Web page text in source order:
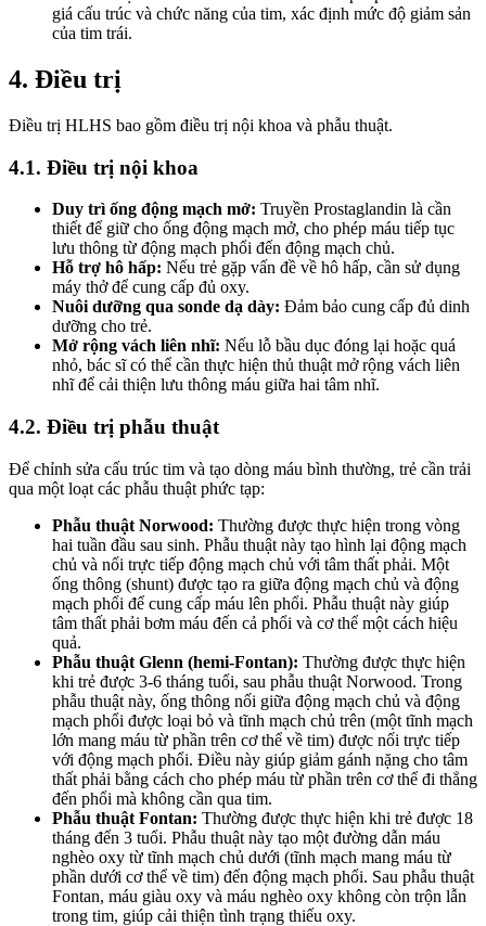
giá cấu trúc và chức năng của tim, xác định mức độ giảm sản
của tim trái.
4. Điều trị
Điều trị HLHS bao gồm điều trị nội khoa và phẫu thuật.
4.1. Điều trị nội khoa
Duy trì ống động mạch mở: Truyền Prostaglandin là cần
thiết để giữ cho ống động mạch mở, cho phép máu tiếp tục
lưu thông từ động mạch phổi đến động mạch chủ.
Hỗ trợ hô hấp: Nếu trẻ gặp vấn đề về hô hấp, cần sử dụng
máy thở để cung cấp đủ oxy.
Nuôi dưỡng qua sonde dạ dày: Đảm bảo cung cấp đủ dinh
dưỡng cho trẻ.
Mở rộng vách liên nhĩ: Nếu lỗ bầu dục đóng lại hoặc quá
nhỏ, bác sĩ có thể cần thực hiện thủ thuật mở rộng vách liên
nhĩ để cải thiện lưu thông máu giữa hai tâm nhĩ.
4.2. Điều trị phẫu thuật
Để chỉnh sửa cấu trúc tim và tạo dòng máu bình thường, trẻ cần trải
qua một loạt các phẫu thuật phức tạp:
Phẫu thuật Norwood: Thường được thực hiện trong vòng
hai tuần đầu sau sinh. Phẫu thuật này tạo hình lại động mạch
chủ và nối trực tiếp động mạch chủ với tâm thất phải. Một
ống thông (shunt) được tạo ra giữa động mạch chủ và động
mạch phổi để cung cấp máu lên phổi. Phẫu thuật này giúp
tâm thất phải bơm máu đến cả phổi và cơ thể một cách hiệu
quả.
Phẫu thuật Glenn (hemi-Fontan): Thường được thực hiện
khi trẻ được 3-6 tháng tuổi, sau phẫu thuật Norwood. Trong
phẫu thuật này, ống thông nối giữa động mạch chủ và động
mạch phổi được loại bỏ và tĩnh mạch chủ trên (một tĩnh mạch
lớn mang máu từ phần trên cơ thể về tim) được nối trực tiếp
với động mạch phổi. Điều này giúp giảm gánh nặng cho tâm
thất phải bằng cách cho phép máu từ phần trên cơ thể đi thẳng
đến phổi mà không cần qua tim.
Phẫu thuật Fontan: Thường được thực hiện khi trẻ được 18
tháng đến 3 tuổi. Phẫu thuật này tạo một đường dẫn máu
nghèo oxy từ tĩnh mạch chủ dưới (tĩnh mạch mang máu từ
phần dưới cơ thể về tim) đến động mạch phổi. Sau phẫu thuật
Fontan, máu giàu oxy và máu nghèo oxy không còn trộn lẫn
trong tim, giúp cải thiện tình trạng thiếu oxy.